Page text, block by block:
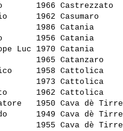
1966
1962 Casumaro
1986 Catania
1956 Catania
Luc 1970 Catania
1965 Catanzaro
1958 Cattolica
1973 Cattolica
1962 Cattolica
1950 Cava dè
1949 Cava dè
1955 Cava dè